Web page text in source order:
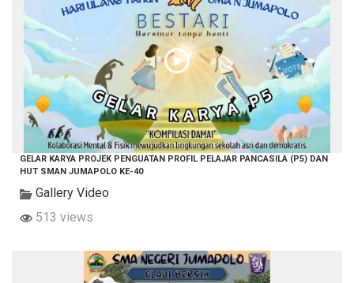
GELAR KARYA PROJEK PENGUATAN PROFIL PELAJAR PANCASILA (P5) DAN
HUT SMAN JUMAPOLO KE-40
Gallery Video
513 views